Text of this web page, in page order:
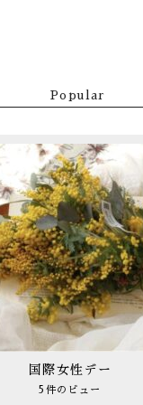
Popular
国際女性デー
5件のビュー